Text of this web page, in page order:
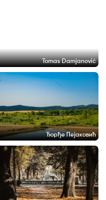
Tomas Damjanović
Ђорђе Пејаковић